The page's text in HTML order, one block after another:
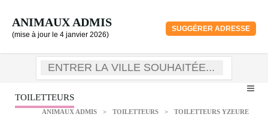
ANIMAUX ADMIS
(mise à jour le 4 janvier 2026)
SUGGÉRER ADRESSE
TOILETTEURS
ANIMAUX ADMIS > TOILETTEURS > TOILETTEURS YZEURE